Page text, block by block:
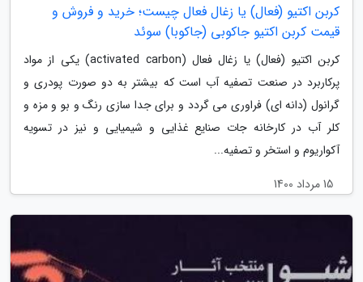
کربن اکتیو (فعال) یا زغال فعال چیست؛ خرید و فروش و
قیمت کربن اکتیو جاکوبی (جاکوبا) سوئد
کربن اکتیو (فعال) یا زغال فعال (activated carbon) یکی از مواد
پرکاربرد در صنعت تصفیه آب است که بیشتر به دو صورت پودری و
گرانول (دانه ای) فراوری می گردد و برای جدا سازی رنگ و بو و مزه و
کلر آب در کارخانه جات صنایع غذایی و شیمیایی و نیز در تسویه
آکواریوم و استخر و تصفیه...
15 مرداد 1400